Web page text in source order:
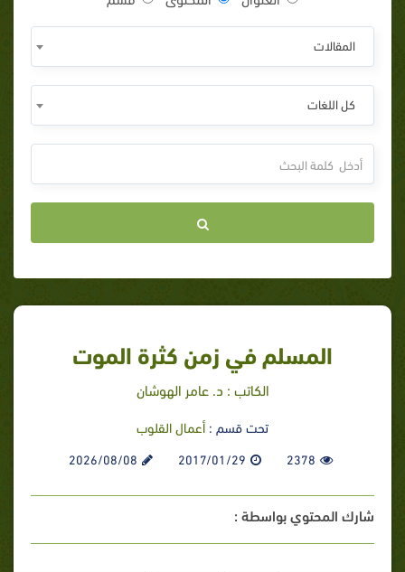
المقالات
كل اللغات
المسلم في زمن كثرة الموت
الكاتب : د. عامر الهوشان
تحت قسم :أعمال القلوب
2378
2017/01/29
2026/08/08
شارك المحتوي بواسطة :